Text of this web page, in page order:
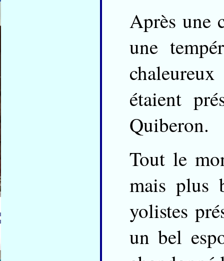
Après une
une
étaient
Quiberon.
Tout le
mais plus
yolistes
un bel